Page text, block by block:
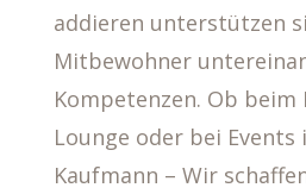
addieren unterstützen
Mitbewohner
Kompetenzen. Ob beim
Lounge oder bei Events
Kaufmann – Wir